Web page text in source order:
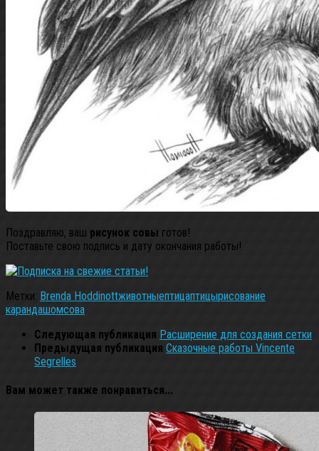
Поздравляю, ваш рисунок совы готов!
Поставьте свою подпись и дату окончания работы!
Метки: Brenda Hoddinottживотныептицаптицырисование
карандашомсова
Следующая публикация Расширение для создания сетки
Предыдущая публикация Сказочные работы Vincente
Segrelles
Вам может также понравиться...